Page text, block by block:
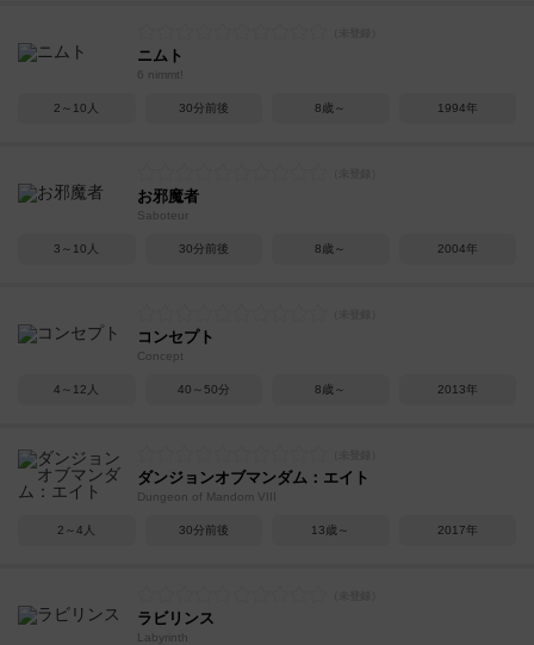
ニムト
6 nimmt!
2～10人 30分前後 8歳～ 1994年
お邪魔者
Saboteur
3～10人 30分前後 8歳～ 2004年
コンセプト
Concept
4～12人 40～50分 8歳～ 2013年
ダンジョンオブマンダム：エイト
Dungeon of Mandom VIII
2～4人 30分前後 13歳～ 2017年
ラビリンス
Labyrinth